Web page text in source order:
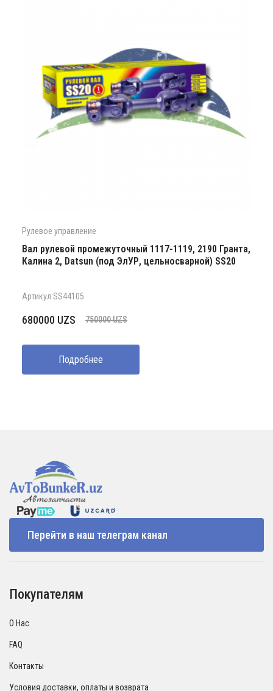
Рулевое управление
Вал рулевой промежуточный 1117-1119, 2190 Гранта,
Калина 2, Datsun (под ЭлУР, цельносварной) SS20
Артикул:SS44105
750000UZS
Первоначальная
составляла
750000 UZS.
680000 UZS
Текущая
680000 UZS.
Подробнее
Перейти в наш телеграм канал
Покупателям
О Нас
FAQ
Контакты
Условия доставки, оплаты и возврата